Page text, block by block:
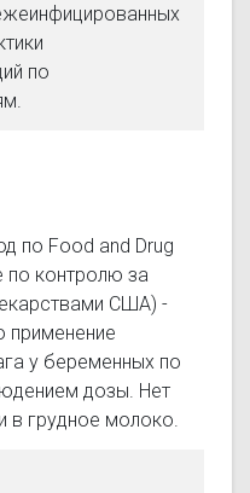
по
по Food and Drug
по контролю за
США) -
применение
у беременных по
дозы. Нет
в грудное молоко.